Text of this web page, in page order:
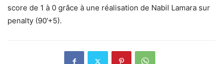
score de 1 à 0 grâce à une réalisation de Nabil Lamara sur
penalty (90’+5).